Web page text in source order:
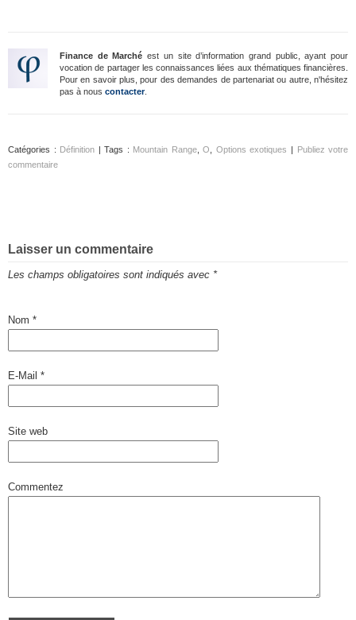
Finance de Marché est un site d’information grand public, ayant pour
vocation de partager les connaissances liées aux thématiques financières.
Pour en savoir plus, pour des demandes de partenariat ou autre, n'hésitez
pas à nous contacter.
Catégories : Définition | Tags : Mountain Range,O Options exotiques | Publiez votre
commentaire
Laisser un commentaire
Les champs obligatoires sont indiqués avec *
Nom *
E-Mail *
Site web
Commentez